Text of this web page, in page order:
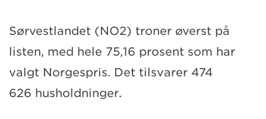
Sørvestlandet (NO2) troner øverst på
listen, med hele 75,16 prosent som har
valgt Norgespris. Det tilsvarer 474
626 husholdninger.